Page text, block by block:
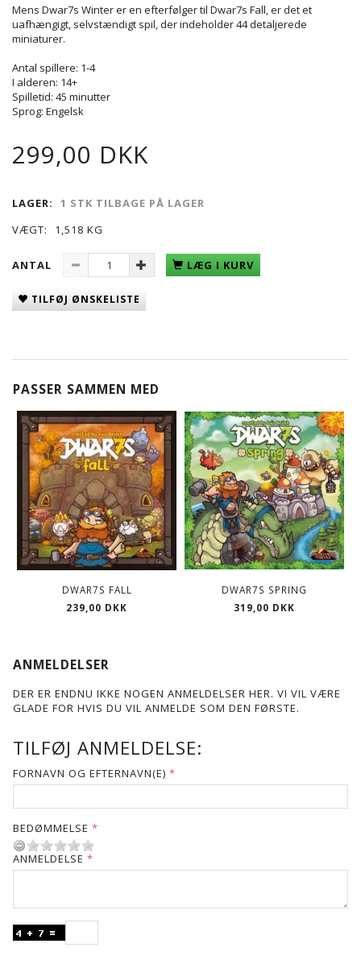
Mens Dwar7s Winter er en efterfølger til Dwar7s Fall, er det et
uafhængigt, selvstændigt spil, der indeholder 44 detaljerede
miniaturer.
Antal spillere: 1-4
I alderen: 14+
Spilletid: 45 minutter
Sprog: Engelsk
299,00 DKK
LAGER:
1 STK TILBAGE PÅ LAGER
VÆGT:
1,518 KG
ANTAL LÆG I KURV
TILFØJ ØNSKELISTE
PASSER SAMMEN MED
DWAR7S FALL
239,00 DKK
DWAR7S SPRING
319,00 DKK
ANMELDELSER
DER ER ENDNU IKKE NOGEN ANMELDELSER HER. VI VIL VÆRE
GLADE FOR HVIS DU VIL ANMELDE SOM DEN FØRSTE.
TILFØJ ANMELDELSE:
FORNAVN OG EFTERNAVN(E)
BEDØMMELSE
ANMELDELSE